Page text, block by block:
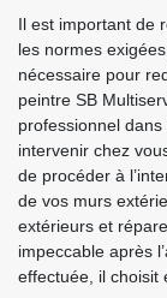
Il est important de
les normes
nécessaire pour
peintre SB
professionnel
intervenir chez
de procéder à
de vos murs
extérieurs et
impeccable après
effectuée, il choisit